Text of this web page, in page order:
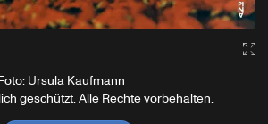
Ursula Kaufmann
geschützt. Alle Rechte vorbehalten.